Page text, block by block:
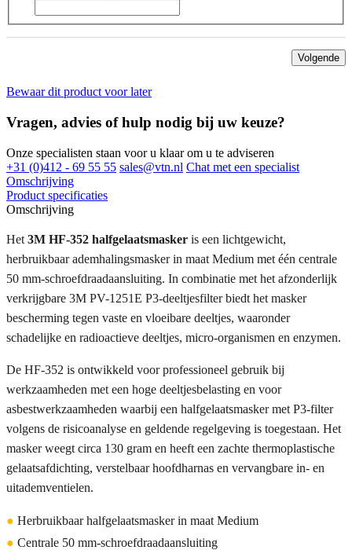
Volgende
Bewaar dit product voor later
Vragen, advies of hulp nodig bij uw keuze?
Onze specialisten staan voor u klaar om u te adviseren
+31 (0)412 - 69 55 55 sales@vtn.nl Chat met een specialist
Omschrijving
Product specificaties
Omschrijving
Het 3M HF-352 halfgelaatsmasker is een lichtgewicht,
herbruikbaar ademhalingsmasker in maat Medium met één centrale
50 mm-schroefdraadaansluiting. In combinatie met het afzonderlijk
verkrijgbare 3M PV-1251E P3-deeltjesfilter biedt het masker
bescherming tegen vaste en vloeibare deeltjes, waaronder
schadelijke en radioactieve deeltjes, micro-organismen en enzymen.
De HF-352 is ontwikkeld voor professioneel gebruik bij
werkzaamheden met een hoge deeltjesbelasting en voor
asbestwerkzaamheden waarbij een halfgelaatsmasker met P3-filter
volgens de risicoanalyse en geldende regelgeving is toegestaan. Het
masker weegt circa 130 gram en heeft een zachte thermoplastische
gelaatsafdichting, verstelbaar hoofdharnas en vervangbare in- en
uitademventielen.
● Herbruikbaar halfgelaatsmasker in maat Medium
● Centrale 50 mm-schroefdraadaansluiting